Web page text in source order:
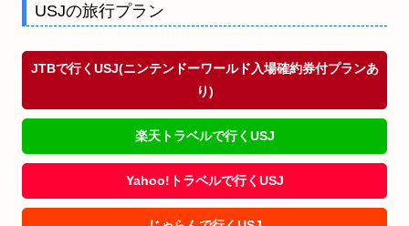
USJの旅行プラン
JTBで行くUSJ(ニンテンドーワールド入場確約券付プランあ
り)
楽天トラベルで行くUSJ
Yahoo!トラベルで行くUSJ